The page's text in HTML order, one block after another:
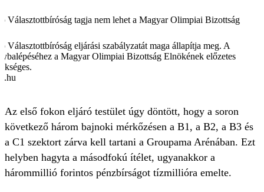
Választottbíróság tagja nem lehet a Magyar Olimpiai Bizottság
Választottbíróság eljárási szabályzatát maga állapítja meg. A
a Magyar Olimpiai Bizottság Elnökének előzetes
Az első fokon eljáró testület úgy döntött, hogy a soron
következő három bajnoki mérkőzésen a B1, a B2, a B3 és
a C1 szektort zárva kell tartani a Groupama Arénában. Ezt
helyben hagyta a másodfokú ítélet, ugyanakkor a
hárommillió forintos pénzbírságot tízmillióra emelte.